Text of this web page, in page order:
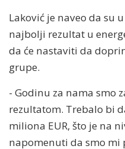
Laković je naveo da su
najbolji rezultat u
da će nastaviti da
grupe.
- Godinu za nama smo
rezultatom. Trebalo bi
miliona EUR, što je na
napomenuti da smo mi